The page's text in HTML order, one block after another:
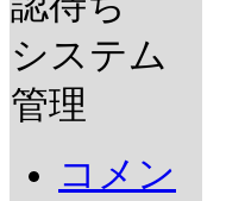
システム
管理
コメン